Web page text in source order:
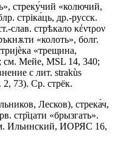
стреку́чий «колючий,
стрiка́ць, др.-русск.
слав. стрѣкало κέντρον
«колоть», болг.
«трещина,
см. Мейе, МSL 14, 340;
с лит. strakùs
73). Ср. стрёк.
Лесков), стрека́ч,
стр̏цати «брызгать».
Ильинский, ИОРЯС 16,